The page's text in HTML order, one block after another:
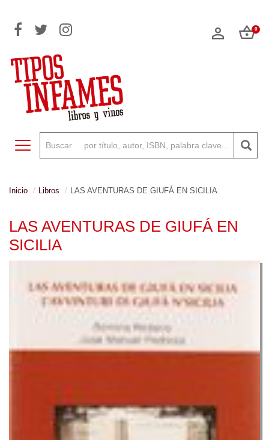
0
Toggle navigation
Inicio Libros LAS AVENTURAS DE GIUFÁ EN SICILIA
LAS AVENTURAS DE GIUFÁ EN
SICILIA